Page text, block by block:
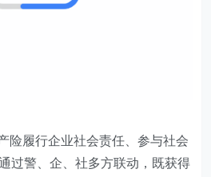
险履行企业社会责任、参与社会
过警、企、社多方联动，既获得